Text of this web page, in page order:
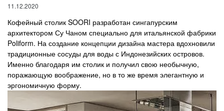
11.12.2020
Кофейный столик SOORI разработан сингапурским
архитектором Су Чаном специально для итальянской фабрики
Poliform. На создание концепции дизайна мастера вдохновили
традиционные сосуды для воды с Индонезийских островов.
Именно благодаря им столик и получил свою необычную,
поражающую воображение, но в то же время элегантную и
эргономичную форму.